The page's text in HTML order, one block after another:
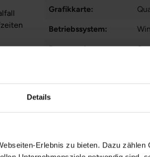
Details
Erlebnis zu bieten. Dazu zählen
Grafikkarte:
Betriebssystem:
Prozessorkerne: 6